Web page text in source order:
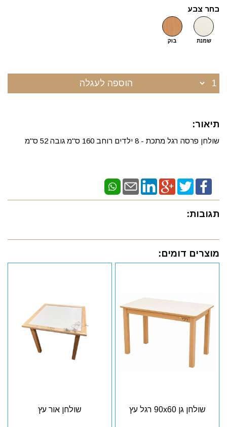
בחר צבע
שמנת בוק
הוספה לעגלה
תיאור:
שולחן פרסה רגל מתכת - 8 ילדים רוחב 160 ס"מ גובה 52 ס"מ
תגובות:
מוצרים דומים:
שולחן גן 90x60 רגל עץ שולחן אור עץ